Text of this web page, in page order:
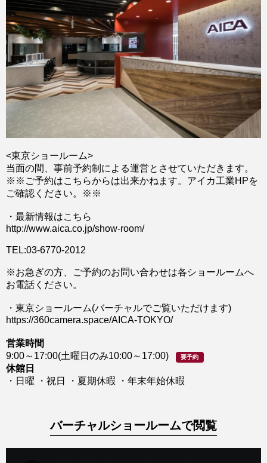
<東京ショールーム>
当面の間、事前予約制による運営とさせていただきます。
※※ご予約はこちらからは出来かねます。アイカ工業HPを
ご確認ください。※※
・最新情報はこちら
http://www.aica.co.jp/show-room/
TEL:03-6770-2012
※お急ぎの方、ご予約のお問い合わせは各ショールームへ
お電話ください。
・東京ショールーム(バーチャルでご覧いただけます)
https://360camera.space/AICA-TOKYO/
営業時間
9:00～17:00(土曜日のみ10:00～17:00)
要予約
休館日
・日曜 ・祝日 ・夏期休暇 ・年末年始休暇
バーチャルショールームで閲覧